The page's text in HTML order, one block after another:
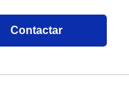
Contactar